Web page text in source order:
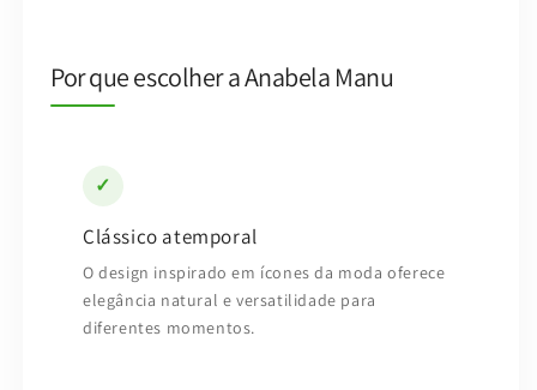
Por que escolher a Anabela Manu
✓
Clássico atemporal
O design inspirado em ícones da moda oferece
elegância natural e versatilidade para
diferentes momentos.